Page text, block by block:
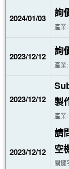
2024/01/03 詢
產業
2023/12/12 詢
產業
2023/12/12
製
產業
2023/12/12
請
空
關鍵